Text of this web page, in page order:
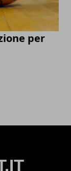
per